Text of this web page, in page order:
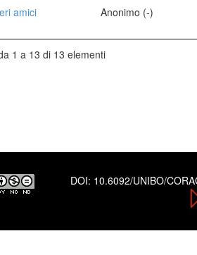
amici
Anonimo (-)
1 a 13 di 13 elementi
DOI: 10.6092/UNIBO/